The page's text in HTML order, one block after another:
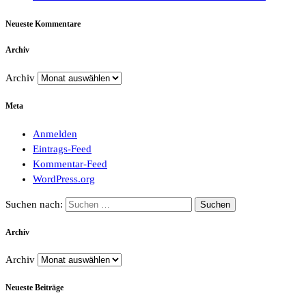
Neueste Kommentare
Archiv
Archiv
Meta
Anmelden
Eintrags-Feed
Kommentar-Feed
WordPress.org
Suchen nach:
Archiv
Archiv
Neueste Beiträge